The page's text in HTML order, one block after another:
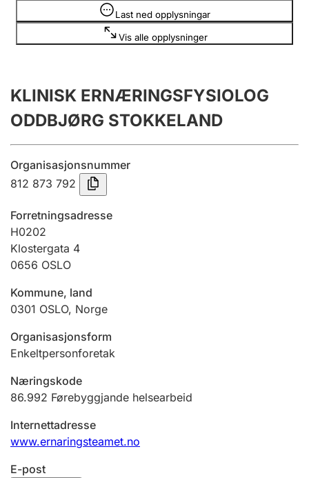
Fleire organisasjonsformer
Årsrekneskap
Innsending og forseinkingsgebyr
Tinglysing
Jeger
Betaling og jegeravgiftskort
Andre tema
Last ned opplysningar
Vis alle opplysninger
Opplysninger er skjult
KLINISK ERNÆRINGSFYSIOLOG
ODDBJØRG STOKKELAND
Organisasjonsnummer
812 873 792
Forretningsadresse
H0202
Klostergata 4
0656 OSLO
Kommune, land
0301 OSLO, Norge
Organisasjonsform
Enkeltpersonforetak
Næringskode
86.992 Førebyggjande helsearbeid
Internettadresse
www.ernaringsteamet.no
E-post